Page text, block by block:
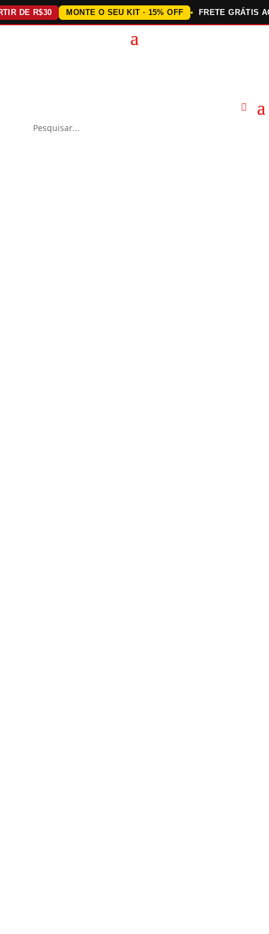
DE R$30 MONTE O SEU KIT · 15% OFF FRETE GRÁTIS